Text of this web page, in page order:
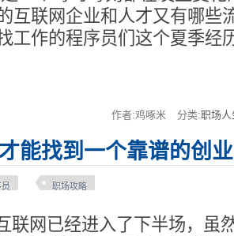
互联网企业和人才又有哪些
工作的程序员们这个夏季经
作者:鸡啄米 分类:职场人
能找到一个靠谱的创
职场攻略
网已经进入了下半场，虽